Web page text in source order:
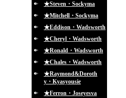
★Steven・Sockyma
★Mitchell・Sockyma
★Eddison・Wadsworth
★Cheryl・Wadsworth
★Ronald・Wadsworth
★Chales・Wadsworth
★Raymond&Doroth
y・Kyasyousie
★Ferron・Joseyesva